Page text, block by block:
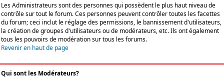
Les Administrateurs sont des personnes qui possèdent le plus haut niveau de
contrôle sur tout le forum. Ces personnes peuvent contrôler toutes les facettes
du forum; ceci inclut le réglage des permissions, le bannissement d'utilisateurs,
la création de groupes d'utilisateurs ou de modérateurs, etc. Ils ont également
tous les pouvoirs de modération sur tous les forums.
Revenir en haut de page
Qui sont les Modérateurs?